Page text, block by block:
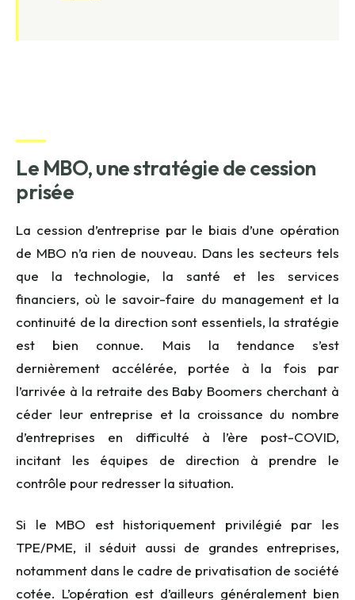
Le MBO, une stratégie de cession
prisée
La cession d’entreprise par le biais d’une opération
de MBO n’a rien de nouveau. Dans les secteurs tels
que la technologie, la santé et les services
financiers, où le savoir-faire du management et la
continuité de la direction sont essentiels, la stratégie
est bien connue. Mais la tendance s’est
dernièrement accélérée, portée à la fois par
l’arrivée à la retraite des Baby Boomers cherchant à
céder leur entreprise et la croissance du nombre
d’entreprises en difficulté à l’ère post-COVID,
incitant les équipes de direction à prendre le
contrôle pour redresser la situation.
Si le MBO est historiquement privilégié par les
TPE/PME, il séduit aussi de grandes entreprises,
notamment dans le cadre de privatisation de société
cotée. L’opération est d’ailleurs généralement bien